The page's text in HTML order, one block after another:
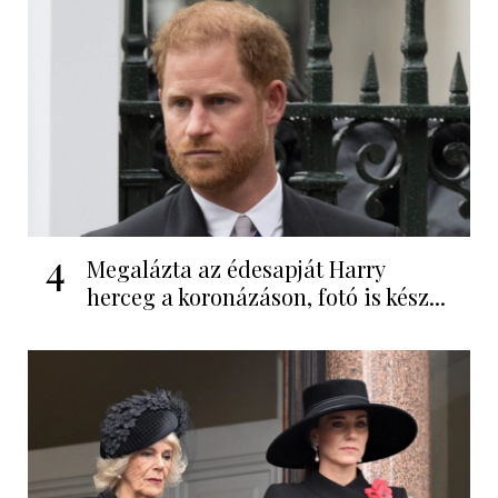
4
Megalázta az édesapját Harry
herceg a koronázáson, fotó is kész...